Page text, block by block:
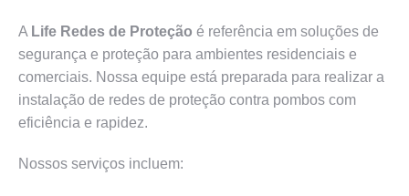
A Life Redes de Proteção é referência em soluções de
segurança e proteção para ambientes residenciais e
comerciais. Nossa equipe está preparada para realizar a
instalação de redes de proteção contra pombos com
eficiência e rapidez.
Nossos serviços incluem: